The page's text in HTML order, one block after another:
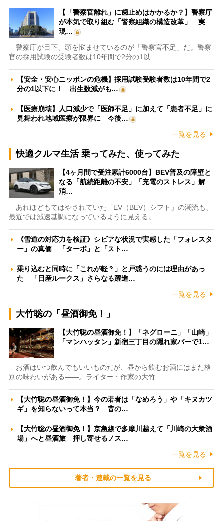
【「警察官離れ」に歯止めはかかるか？】警察庁
が本気で取り組む「警察組織の構造改革」 実
現…
警察庁が目下、頭を悩ませているのが「警察官不足」だ。警察
官の採用試験の受験者数は10年間で2分の1以…
【安全・安心ニッポンの危機】採用試験受験者数は10年間で2
分の1以下に！ 出生数減がも…
【医療崩壊】人口減少で「医師不足」に加えて「患者不足」に
見舞われ地域医療が限界に 今後…
一覧を見る
快適クルマ生活 乗ってみた、使ってみた
【4ヶ月間で受注累計6000台】BEV普及の障壁と
なる「航続距離の不安」「充電のストレス」解
消…
あれほどもてはやされていた「EV（BEV）シフト」の潮流も、
最近では減速基調になっているように見える。…
《雪道の対応力を検証》シビアな状況で実感した「フォレスタ
ー」の真価 「ターボ」と「スト…
乗り込むと同時に「これが軽？」と戸惑うのには理由があっ
た 「日産ルークス」さらなる躍進…
一覧を見る
大竹聡の「昼酒御免！」
【大竹聡の昼酒御免！】「ネグローニ」「山崎」
「マンハッタン」新宿三丁目の隠れ家バーで1…
お酒はいつ飲んでもいいものだが、昼から飲むお酒にはまた格
別の味わいがある――。ライター・作家の大竹…
【大竹聡の昼酒御免！】今の若者は「なめろう」や「キヌカツ
ギ」を知らないって本当？ 昔の…
【大竹聡の昼酒御免！】京急線で多摩川越えて「川崎の大衆酒
場」へと昼酒旅 押し寄せるノス…
一覧を見る
著者・連載の一覧を見る